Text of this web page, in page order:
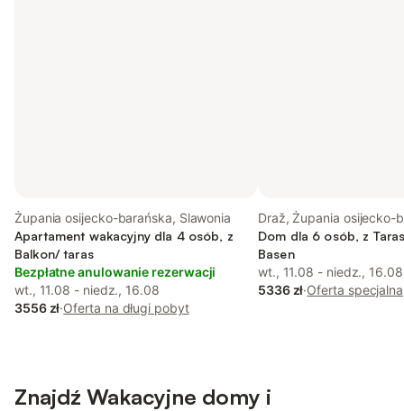
Żupania osijecko-barańska, Slawonia
Apartament wakacyjny dla 4 osób, z
Balkon/ taras
Bezpłatne anulowanie rezerwacji
wt., 11.08 - niedz., 16.08
3556 zł·Oferta na długi pobyt
Draž, Żupania osijecko-
Dom dla 6 osób, z
Basen
wt., 11.08 - niedz., 16.08
5336 zł·Oferta specjalna
Znajdź Wakacyjne domy i